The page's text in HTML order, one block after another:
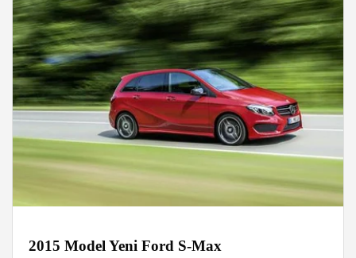
2015 Model Yeni Ford S-Max